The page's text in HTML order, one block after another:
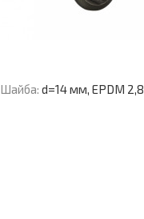
Шайба: d=14 мм, EPDM 2,8